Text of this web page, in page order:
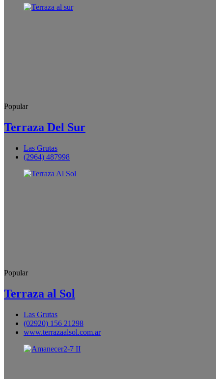
Popular
Terraza Del Sur
Las Grutas
(2964) 487998
Popular
Terraza al Sol
Las Grutas
(02920) 156 21298
www.terrazaalsol.com.ar